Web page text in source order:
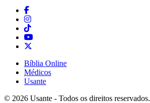
Bíblia Online
Médicos
Usante
© 2026 Usante - Todos os direitos reservados.